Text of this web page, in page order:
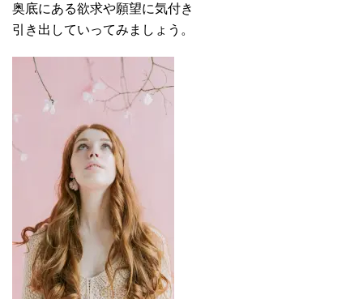
奥底にある欲求や願望に気付き
引き出していってみましょう。